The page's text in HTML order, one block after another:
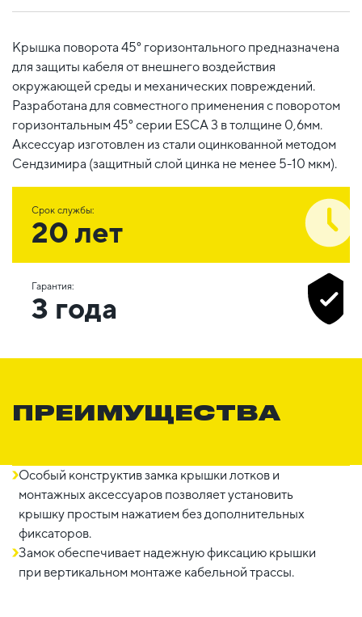
Крышка поворота 45° горизонтального предназначена
для защиты кабеля от внешнего воздействия
окружающей среды и механических повреждений.
Разработана для совместного применения с поворотом
горизонтальным 45° серии ESCA 3 в толщине 0,6мм.
Аксессуар изготовлен из стали оцинкованной методом
Сендзимира (защитный слой цинка не менее 5-10 мкм).
Срок службы:
20 лет
Гарантия:
3 года
ПРЕИМУЩЕСТВА
Особый конструктив замка крышки лотков и
монтажных аксессуаров позволяет установить
крышку простым нажатием без дополнительных
фиксаторов.
Замок обеспечивает надежную фиксацию крышки
при вертикальном монтаже кабельной трассы.